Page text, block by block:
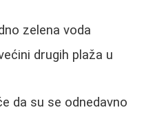
zelena voda
drugih plaža u
da su se odnedavno